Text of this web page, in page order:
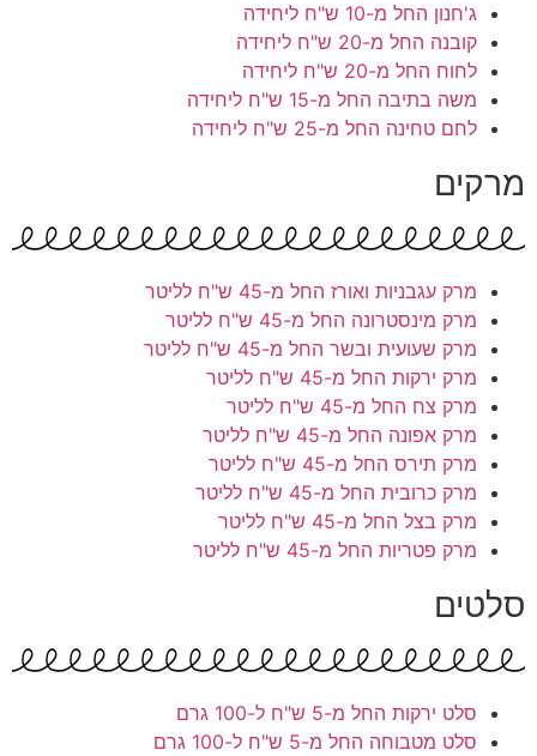
ג'חנון החל מ-10 ש"ח ליחידה
קובנה החל מ-20 ש"ח ליחידה
לחוח החל מ-20 ש"ח ליחידה
משה בתיבה החל מ-15 ש"ח ליחידה
לחם טחינה החל מ-25 ש"ח ליחידה
מרקים
מרק עגבניות ואורז החל מ-45 ש"ח לליטר
מרק מינסטרונה החל מ-45 ש"ח לליטר
מרק שעועית ובשר החל מ-45 ש"ח לליטר
מרק ירקות החל מ-45 ש"ח לליטר
מרק צח החל מ-45 ש"ח לליטר
מרק אפונה החל מ-45 ש"ח לליטר
מרק תירס החל מ-45 ש"ח לליטר
מרק כרובית החל מ-45 ש"ח לליטר
מרק בצל החל מ-45 ש"ח לליטר
מרק פטריות החל מ-45 ש"ח לליטר
סלטים
סלט ירקות החל מ-5 ש"ח ל-100 גרם
סלט מטבוחה החל מ-5 ש"ח ל-100 גרם